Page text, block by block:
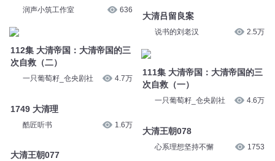
润声小筑工作室 636
112集 大清帝国：大清帝国的三
次自救（二）
一只葡萄籽_仓央剧社 4.7万
1749 大清理
酷匠听书 1.6万
大清王朝077
大清吕留良案
说书的刘老汉 2.5万
111集 大清帝国：大清帝国的三
次自救（一）
一只葡萄籽_仓央剧社 4.6万
大清王朝078
心系理想坚持不懈 1753